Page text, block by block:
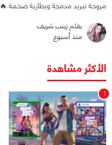
مروحة تبريد مدمجة وبطارية ضخمة 🔥
بقلم زينب شريف
منذ أسبوع
الأكثر مشاهدة
1